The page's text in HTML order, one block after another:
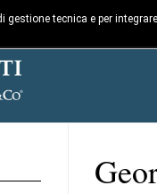
tecnica e per